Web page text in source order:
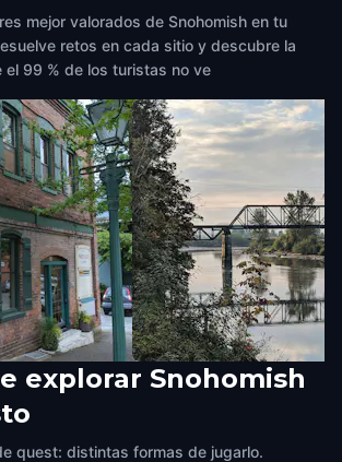
mejor valorados de Snohomish en tu
retos en cada sitio y descubre la
el 99 % de los turistas no ve
States of America
Kla Ha Ya Park
explorar Snohomish
quest: distintas formas de jugarlo.